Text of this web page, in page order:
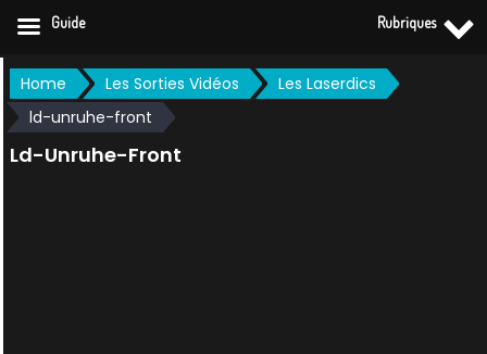
Skip
to
content
Home Les Sorties Vidéos
Les Laserdics
ld-unruhe-front
Ld-Unruhe-Front
Guide Rubriques